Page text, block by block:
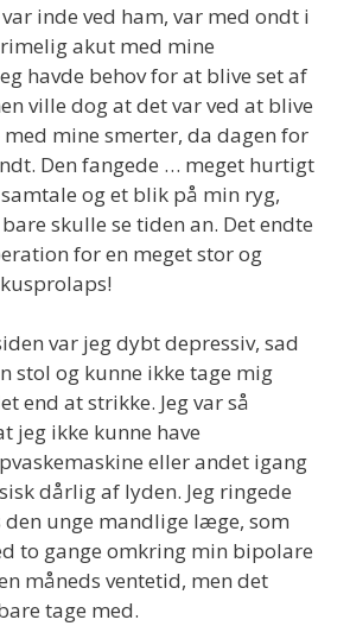
inde ved ham, var med ondt i
akut med mine
havde behov for at blive set af
ville dog at det var ved at blive
mine smerter, da dagen for
Den fangede … meget hurtigt
og et blik på min ryg,
skulle se tiden an. Det endte
for en meget stor og
var jeg dybt depressiv, sad
stol og kunne ikke tage mig
end at strikke. Jeg var så
jeg ikke kunne have
eller andet igang
dårlig af lyden. Jeg ringede
den unge mandlige læge, som
to gange omkring min bipolare
måneds ventetid, men det
tage med.